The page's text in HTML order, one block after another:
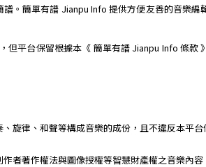
。簡單有譜 Jianpu Info 提供方便友善的音樂
平台保留根據本《 簡單有譜 Jianpu Info 條
旋律、和聲等構成音樂的成份，且不違反本平
者著作權法與圖像授權等智慧財產權之音樂內容